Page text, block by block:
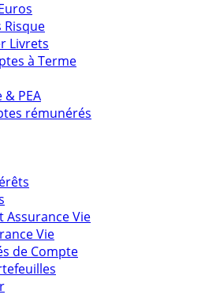
Vie
Risque
à Terme
rémunérés
Vie
Vie
de Compte